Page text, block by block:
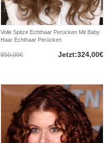
Volle Spitze Echthaar Perücken Mit Baby
Haar Echthaar Perücken
850,00€ Jetzt:324,00€